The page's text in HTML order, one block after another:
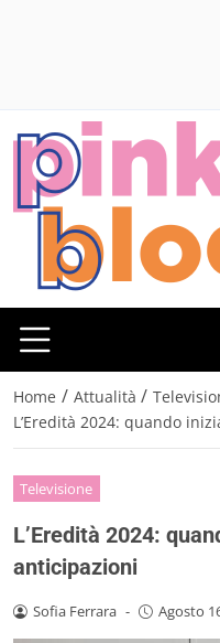
Home / Attualità /
L’Eredità 2024: quando
Televisione
L’Eredità 2024:
anticipazioni
Sofia Ferrara - Agosto